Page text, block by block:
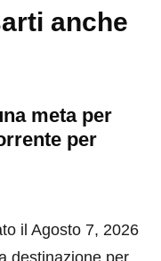
anche
meta per
per
il Agosto 7, 2026